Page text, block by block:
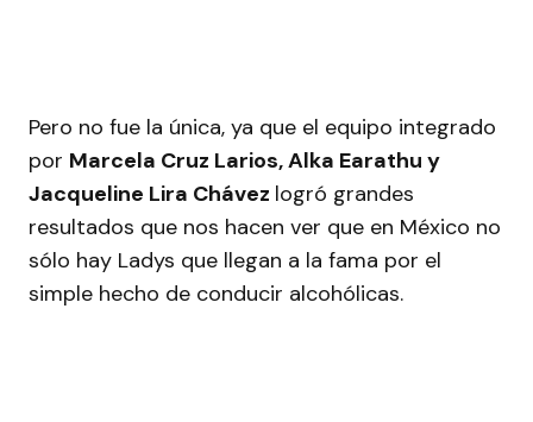
Pero no fue la única, ya que el equipo integrado
por Marcela Cruz Larios, Alka Earathu y
Jacqueline Lira Chávez logró grandes
resultados que nos hacen ver que en México no
sólo hay Ladys que llegan a la fama por el
simple hecho de conducir alcohólicas.